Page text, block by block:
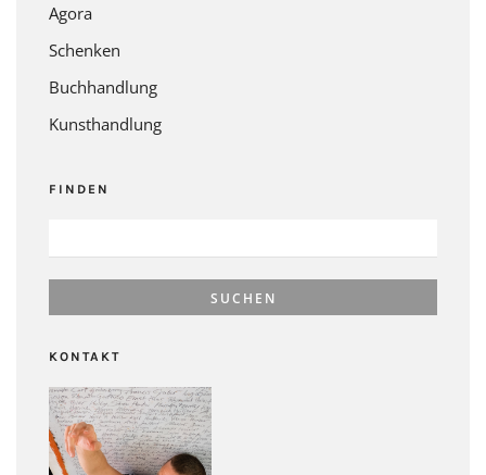
Agora
Schenken
Buchhandlung
Kunsthandlung
FINDEN
NACH:
KONTAKT